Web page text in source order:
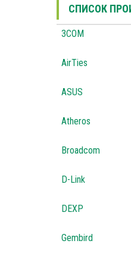
СПИСОК
3COM
AirTies
ASUS
Atheros
Broadcom
D-Link
DEXP
Gembird